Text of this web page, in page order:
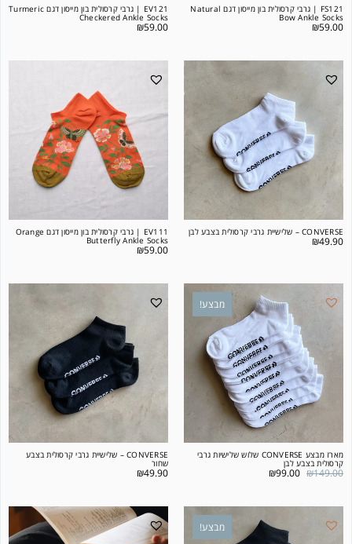
FS121 | גרבי קרסולית בון מייסון דגם Natural
Bow Ankle Socks
₪59.00
EV121 | גרבי קרסולית בון מייסון דגם Turmeric
Checkered Ankle Socks
₪59.00
CONVERSE – שלישיית גרבי קרסולית בצבע לבן
₪49.90
EV111 | גרבי קרסולית בון מייסון דגם Orange
Butterfly Ankle Socks
₪59.00
מבצע!
מארז מבצע CONVERSE שלוש שלישיות גרבי
קרסולית בצבע לבן
₪149.00
₪99.00
CONVERSE – שלישיית גרבי קרסולית בצבע
שחור
₪49.90
מבצע!